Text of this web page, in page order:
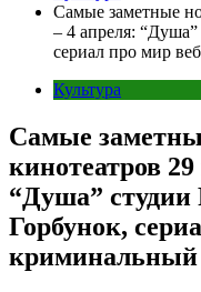
Самые заметные
– 4 апреля:
сериал про мир
Культура
Самые
кинотеатров
“Душа”
Горбунок,
криминальный